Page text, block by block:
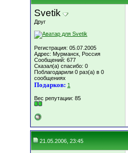
Svetik
Друг
Регистрация: 05.07.2005
Адрес: Мурманск, Россия
Сообщений: 677
Сказал(а) спасибо: 0
Поблагодарили 0 раз(а) в 0
сообщениях
Подарков: 1
Вес репутации: 85
21.05.2006, 23:45